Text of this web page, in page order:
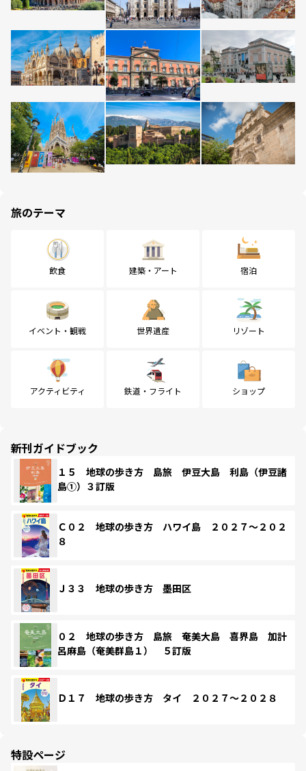
旅のテーマ
飲食 建築・アート 宿泊
イベント・観戦 世界遺産 リゾート
アクティビティ 鉄道・フライト ショップ
新刊ガイドブック
１５ 地球の歩き方 島旅 伊豆大島 利島（伊豆諸
島①）３訂版
Ｃ０２ 地球の歩き方 ハワイ島 ２０２７～２０２
８
Ｊ３３ 地球の歩き方 墨田区
０２ 地球の歩き方 島旅 奄美大島 喜界島 加計
呂麻島（奄美群島１） ５訂版
Ｄ１７ 地球の歩き方 タイ ２０２７～２０２８
特設ページ